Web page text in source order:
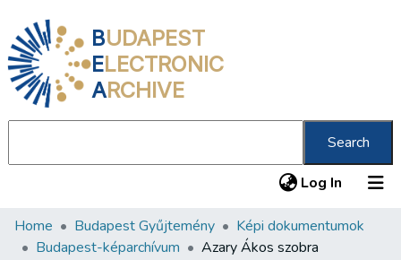
BUDAPEST
ELECTRONIC
ARCHIVE
Search
Log In (current)
Communities & Collections
Home Budapest Gyűjtemény
Képi dokumentumok
Budapest-képarchívum
Azary Ákos szobra